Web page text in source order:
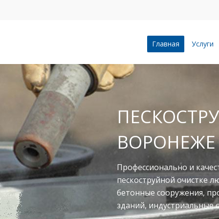
Главная Услуги
ВОРОНЕЖЕ
Профессионально и
пескоструйной очистке
бетонные сооружения,
зданий, индустриальные